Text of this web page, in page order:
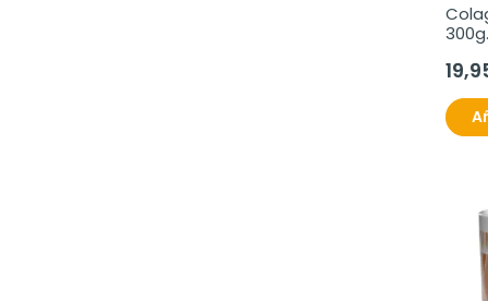
300g.